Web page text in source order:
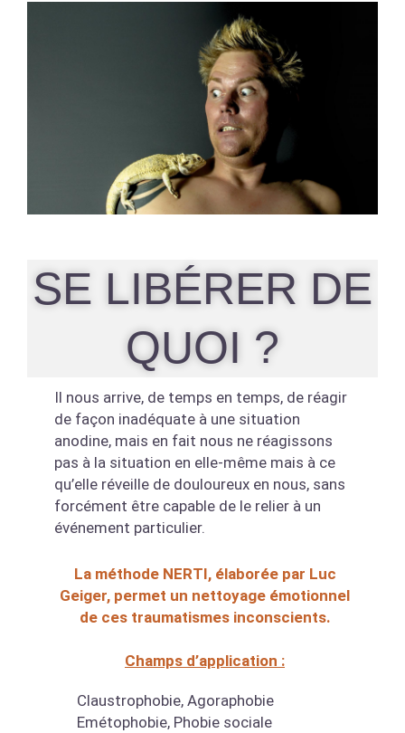
SE LIBÉRER DE
QUOI ?
Il nous arrive, de temps en temps, de réagir
de façon inadéquate à une situation
anodine, mais en fait nous ne réagissons
pas à la situation en elle-même mais à ce
qu’elle réveille de douloureux en nous, sans
forcément être capable de le relier à un
événement particulier.
La méthode NERTI, élaborée par Luc
Geiger, permet un nettoyage émotionnel
de ces traumatismes inconscients.
Champs d’application :
Claustrophobie, Agoraphobie
Emétophobie, Phobie sociale